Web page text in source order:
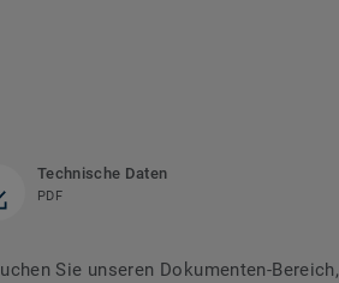
Technische Daten
PDF
Sie unseren Dokumenten-